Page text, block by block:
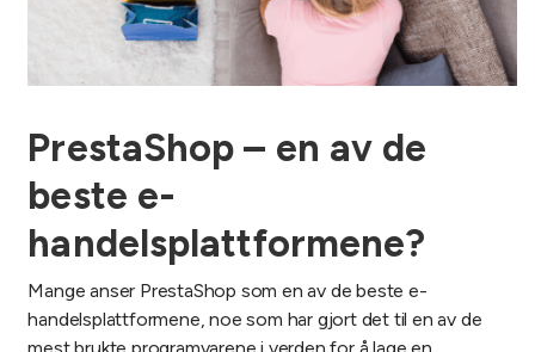
PrestaShop – en av de
beste e-
handelsplattformene?
Mange anser PrestaShop som en av de beste e-
handelsplattformene, noe som har gjort det til en av de
mest brukte programvarene i verden for å lage en